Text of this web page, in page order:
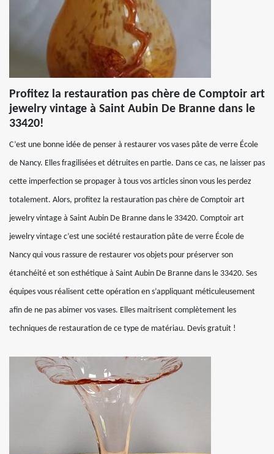
Profitez la restauration pas chère de Comptoir art
jewelry vintage à Saint Aubin De Branne dans le
33420!
C’est une bonne idée de penser à restaurer vos vases pâte de verre École
de Nancy. Elles fragilisées et détruites en partie. Dans ce cas, ne laisser pas
cette imperfection se propager à tous vos articles sinon vous les perdez
totalement. Alors, profitez la restauration pas chère de Comptoir art
jewelry vintage à Saint Aubin De Branne dans le 33420. Comptoir art
jewelry vintage c’est une société restauration pâte de verre École de
Nancy qui vous rassure de restaurer vos objets pour préserver son
étanchéité et son esthétique à Saint Aubin De Branne dans le 33420. Ses
équipes vous réalisent cette opération en s’appliquant méticuleusement
afin de ne pas abimer vos vases. Elles maitrisent complètement les
techniques de restauration de ce type de matériau. Devis gratuit !